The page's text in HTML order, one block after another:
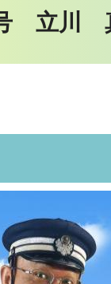
立川